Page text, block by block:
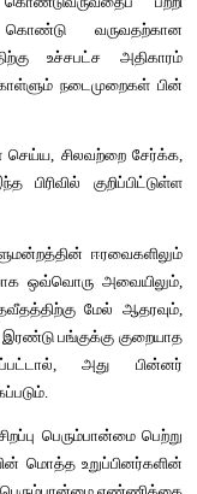
மற்றும்
மற்றும்
அடிப்படை
கொண்டுள்ளது.
மாற்றம்
கொண்டு
மேற்கொள்ளும்
இந்த பிரிவில்